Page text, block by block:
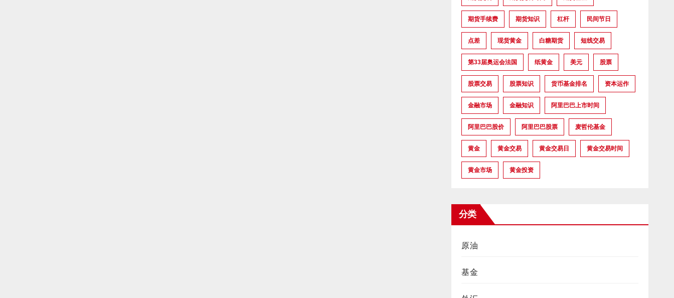
期货手续费 期货知识 杠杆 民间节日
点差 现货黄金 白糖期货 短线交易
第33届奥运会法国 纸黄金 美元 股票
股票交易 股票知识 货币基金排名 资本运作
金融市场 金融知识 阿里巴巴上市时间
阿里巴巴股价 阿里巴巴股票 麦哲伦基金
黄金 黄金交易 黄金交易日 黄金交易时间
黄金市场 黄金投资
分类
原油
基金